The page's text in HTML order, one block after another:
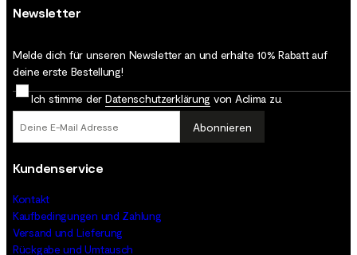
Newsletter
Melde dich für unseren Newsletter an und erhalte 10% Rabatt auf
deine erste Bestellung!
Ich stimme der Datenschutz­erklärung von Aclima zu.
Abonnieren
Kundenservice
Kontakt
Kaufbedingungen und Zahlung
Versand und Lieferung
Rückgabe und Umtausch